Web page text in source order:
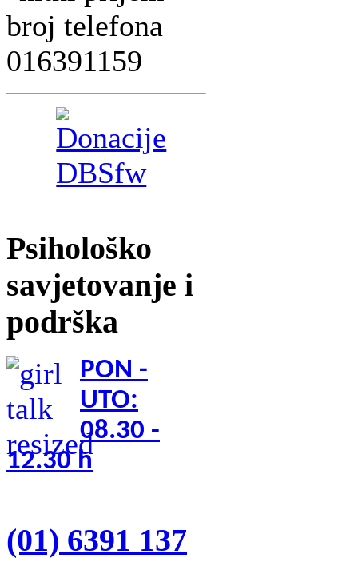
Psihološko
savjetovanje i
podrška
PON -
UTO:
08.30 -
12.30 h
(01) 6391 137